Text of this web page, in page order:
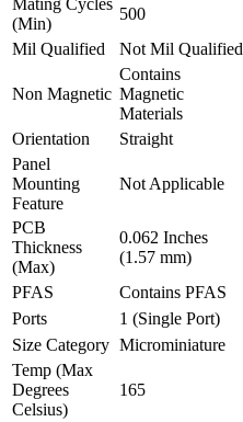
(Min)
500
Mil Qualified
Not Mil Qualified
Non Magnetic
Contains
Magnetic
Materials
Orientation
Straight
Panel
Mounting
Feature
Not Applicable
PCB
Thickness
(Max)
0.062 Inches
(1.57 mm)
PFAS
Contains PFAS
Ports
1 (Single Port)
Size Category Microminiature
Temp (Max
Degrees
Celsius)
165